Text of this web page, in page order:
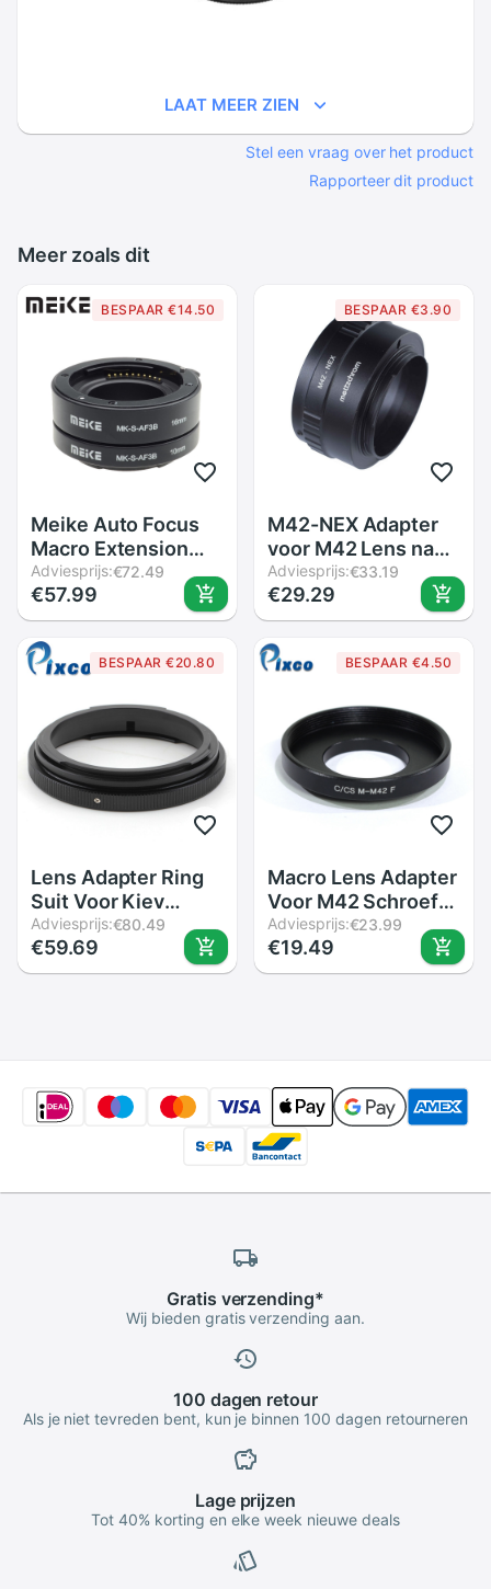
LAAT MEER ZIEN
Stel een vraag over het product
Rapporteer dit product
Meer zoals dit
BESPAAR €14.50
Meike Auto Focus
Macro Extension
Tube Ring voor
Sony E-Mount
A6300 A6500
A6000 A7 A7II A7III
A7SII NEX-7 NEX-6
NEX-5
Adviesprijs:€72.49
€57.99
BESPAAR €3.90
M42-NEX Adapter
voor M42 Lens naar
NEX
Adviesprijs:€33.19
€29.29
BESPAAR €20.80
Lens Adapter Ring
Suit Voor Kiev
60/Voor Pentacon 6
Lens Pak voor
Mamiya 645 M645
Adviesprijs:€80.49
€59.69
BESPAAR €4.50
Macro Lens Adapter
Voor M42 Schroef
Mount Lens C/CS
Camera
Adviesprijs:€23.99
€19.49
Gratis verzending*
Wij bieden gratis verzending aan.
100 dagen retour
Als je niet tevreden bent, kun je binnen 100 dagen retourneren
Lageprijzen
Tot 40% korting en elke week nieuwe deals